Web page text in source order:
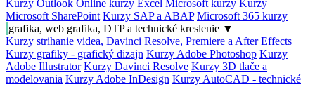
Kurzy Outlook Online kurzy Excel Microsoft kurzy Kurzy
Microsoft SharePoint Kurzy SAP a ABAP Microsoft 365 kurzy
grafika, web grafika, DTP a technické kreslenie ▼
Kurzy strihanie videa, Davinci Resolve, Premiere a After Effects
Kurzy grafiky - grafický dizajn Kurzy Adobe Photoshop Kurzy
Adobe Illustrator Kurzy Davinci Resolve Kurzy 3D tlače a
modelovania Kurzy Adobe InDesign Kurzy AutoCAD - technické